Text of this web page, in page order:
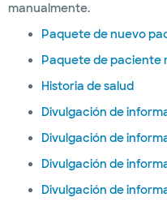
manualmente.
Paquete de nuevo
Paquete de paciente
Historia de salud
Divulgación de
Divulgación de
Divulgación de
Divulgación de